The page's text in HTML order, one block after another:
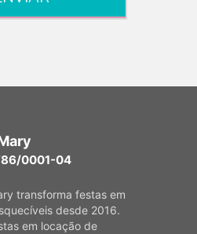
0001-04
transforma festas em
desde 2016.
em locação de